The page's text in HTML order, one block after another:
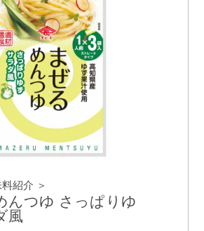
紹介 ＞
んつゆ さっぱりゆ
風